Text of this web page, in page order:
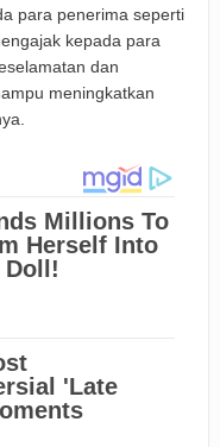
para penerima seperti
kepada para
dan
meningkatkan